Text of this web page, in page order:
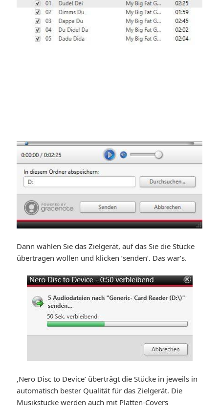
Dann wählen Sie das Zielgerät, auf das Sie die Stücke
übertragen wollen und klicken ’senden‘. Das war‘s.
‚Nero Disc to Device‘ überträgt die Stücke in jeweils in
automatisch bester Qualität für das Zielgerät. Die
Musikstücke werden auch mit Platten-Covers